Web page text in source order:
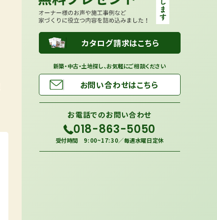
カタログ請求はこちら
新築・中古・土地探し、お気軽にご相談ください
お問い合わせはこちら
お電話でのお問い合わせ
018-863-5050
受付時間 9:00~17:30／毎週水曜日定休